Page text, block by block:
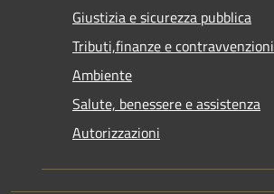
Giustizia e sicurezza pubblica
Tributi,finanze e contravvenzioni
Ambiente
Salute, benessere e assistenza
Autorizzazioni